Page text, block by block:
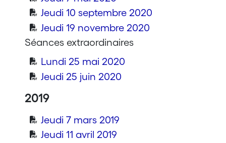
Jeudi 10 septembre 2020
Jeudi 19 novembre 2020
Séances extraordinaires
Lundi 25 mai 2020
Jeudi 25 juin 2020
2019
Jeudi 7 mars 2019
Jeudi 11 avril 2019